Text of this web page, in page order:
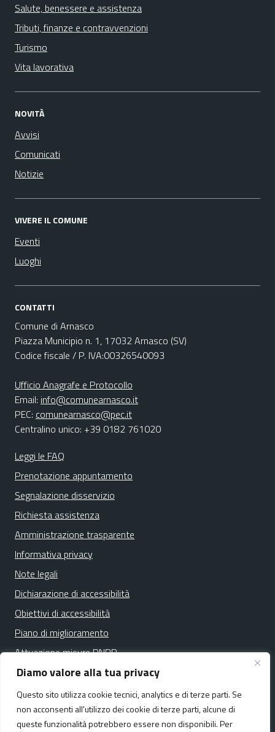
Diamo valore alla tua privacy
Questo sito utilizza cookie tecnici, analytics e di terze parti. Se
non acconsenti all'utilizzo dei cookie di terze parti, alcune di
queste funzionalità potrebbero essere non disponibili. Per
Salute, benessere e assistenza
Tributi, finanze e contravvenzioni
Turismo
Vita lavorativa
NOVITÀ
Avvisi
Comunicati
Notizie
VIVERE IL COMUNE
Eventi
Luoghi
CONTATTI
Comune di Arnasco
Piazza Municipio n. 1, 17032 Arnasco (SV)
Codice fiscale / P. IVA:00326540093
Ufficio Anagrafe e Protocollo
Email: info@comunearnasco.it
PEC: comunearnasco@pec.it
Centralino unico: +39 0182 761020
Leggi le FAQ
Prenotazione appuntamento
Segnalazione disservizio
Richiesta assistenza
Amministrazione trasparente
Informativa privacy
Note legali
Dichiarazione di accessibilità
Obiettivi di accessibilità
Piano di miglioramento
Attuazione misure PNRR
Media policy Mappa del sito